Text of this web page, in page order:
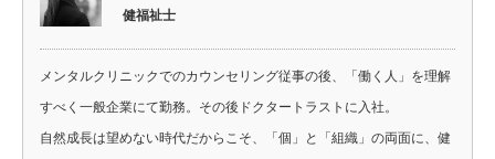
健福祉士
メンタルクリニックでのカウンセリング従事の後、「働く人」を理解
すべく一般企業にて勤務。その後ドクタートラストに入社。
自然成長は望めない時代だからこそ、「個」と「組織」の両面に、健